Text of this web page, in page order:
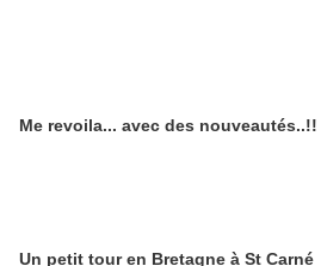
Me revoila... avec des nouveautés..!!
Un petit tour en Bretagne à St Carné